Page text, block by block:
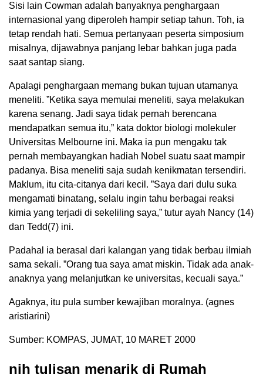
Sisi lain Cowman adalah banyaknya penghargaan
internasional yang diperoleh hampir setiap tahun. Toh, ia
tetap rendah hati. Semua pertanyaan peserta simposium
misalnya, dijawabnya panjang lebar bahkan juga pada
saat santap siang.
Apalagi penghargaan memang bukan tujuan utamanya
meneliti. ”Ketika saya memulai meneliti, saya melakukan
karena senang. Jadi saya tidak pernah berencana
mendapatkan semua itu,” kata doktor biologi molekuler
Universitas Melbourne ini. Maka ia pun mengaku tak
pernah membayangkan hadiah Nobel suatu saat mampir
padanya. Bisa meneliti saja sudah kenikmatan tersendiri.
Maklum, itu cita-citanya dari kecil. ”Saya dari dulu suka
mengamati binatang, selalu ingin tahu berbagai reaksi
kimia yang terjadi di sekeliling saya,” tutur ayah Nancy (14)
dan Tedd(7) ini.
Padahal ia berasal dari kalangan yang tidak berbau ilmiah
sama sekali. ”Orang tua saya amat miskin. Tidak ada anak-
anaknya yang melanjutkan ke universitas, kecuali saya.”
Agaknya, itu pula sumber kewajiban moralnya. (agnes
aristiarini)
Sumber: KOMPAS, JUMAT, 10 MARET 2000
nih tulisan menarik di Rumah